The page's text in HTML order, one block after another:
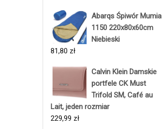
Abarqs Śpiwór Mumia
1150 220x80x60cm
Niebieski
81,80 zł
Calvin Klein Damskie
portfele CK Must
Trifold SM, Café au
Lait, jeden rozmiar
229,99 zł